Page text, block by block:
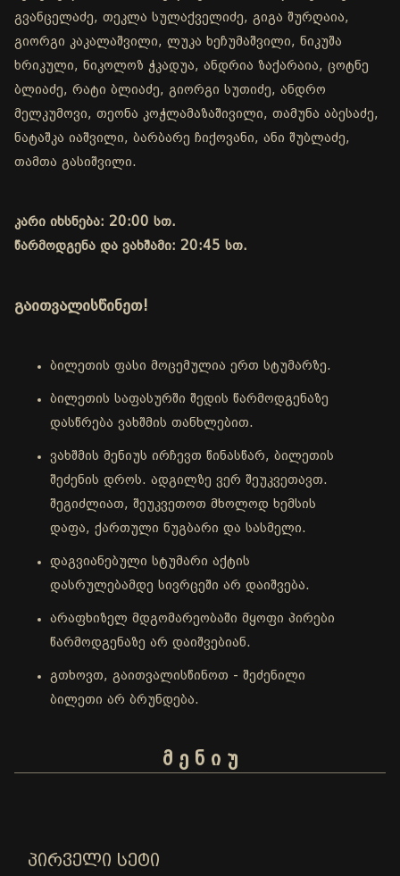
გვანცელაძე, თეკლა სულაქველიძე, გიგა შურღაია,
გიორგი კაკალაშვილი, ლუკა ხეჩუმაშვილი, ნიკუშა
ხრიკული, ნიკოლოზ ჭკადუა, ანდრია ზაქარაია, ცოტნე
ბლიაძე, რატი ბლიაძე, გიორგი სუთიძე, ანდრო
მელკუმოვი, თეონა კოჭლამაზაშივილი, თამუნა აბესაძე,
ნატაშკა იაშვილი, ბარბარე ჩიქოვანი, ანი შუბლაძე,
თამთა გასიშვილი.
კარი იხსნება: 20:00 სთ.
წარმოდგენა და ვახშამი: 20:45 სთ.
გაითვალისწინეთ!
ბილეთის ფასი მოცემულია ერთ სტუმარზე.
ბილეთის საფასურში შედის წარმოდგენაზე
დასწრება ვახშმის თანხლებით.
ვახშმის მენიუს ირჩევთ წინასწარ, ბილეთის
შეძენის დროს. ადგილზე ვერ შეუკვეთავთ.
შეგიძლიათ, შეუკვეთოთ მხოლოდ ხემსის
დაფა, ქართული ნუგბარი და სასმელი.
დაგვიანებული სტუმარი აქტის
დასრულებამდე სივრცეში არ დაიშვება.
არაფხიზელ მდგომარეობაში მყოფი პირები
წარმოდგენაზე არ დაიშვებიან.
გთხოვთ, გაითვალისწინოთ - შეძენილი
ბილეთი არ ბრუნდება.
მ ე ნ ი უ
ᲞᲘᲠᲕᲔᲚᲘ ᲡᲔᲢᲘ